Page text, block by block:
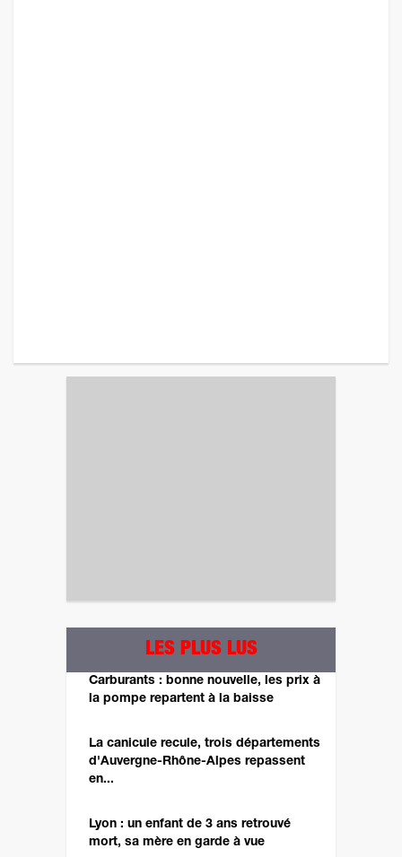
LES PLUS LUS
Carburants : bonne nouvelle, les prix à
la pompe repartent à la baisse
La canicule recule, trois départements
d'Auvergne-Rhône-Alpes repassent
en...
Lyon : un enfant de 3 ans retrouvé
mort, sa mère en garde à vue